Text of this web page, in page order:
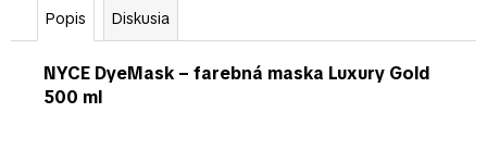
Popis Diskusia
NYCE DyeMask – farebná maska Luxury Gold
500 ml